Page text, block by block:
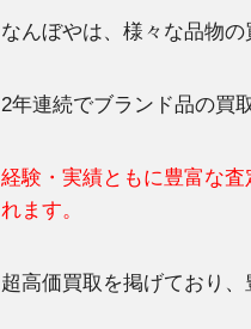
なんぼやは、様々な品物の
2年連続でブランド品の買
経験・実績ともに豊富な
れます。
超高価買取を掲げており、